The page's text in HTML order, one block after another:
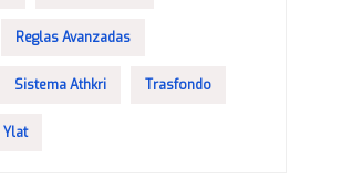
Reglas Avanzadas
Sistema Athkri Trasfondo
Ylat